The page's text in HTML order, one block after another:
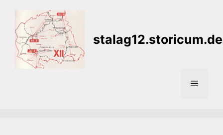
contenu
stalag12.storicum.de
Menu